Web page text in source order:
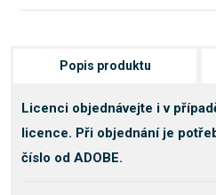
Popis produktu
Licenci objednávejte i v
licence. Při objednání je
číslo od ADOBE.